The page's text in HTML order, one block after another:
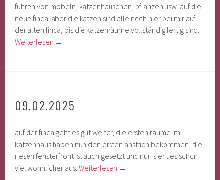
fuhren von möbeln, katzenhäuschen, pflanzen usw. auf die
neue finca. aber die katzen sind alle noch hier bei mir auf
der alten finca, bis die katzenräume vollständig fertig sind.
Weiterlesen →
09.02.2025
auf der finca geht es gut weiter, die ersten räume im
katzenhaus haben nun den ersten anstrich bekommen, die
riesen fensterfront ist auch gesetzt und nun sieht es schon
viel wohnlicher aus.Weiterlesen →